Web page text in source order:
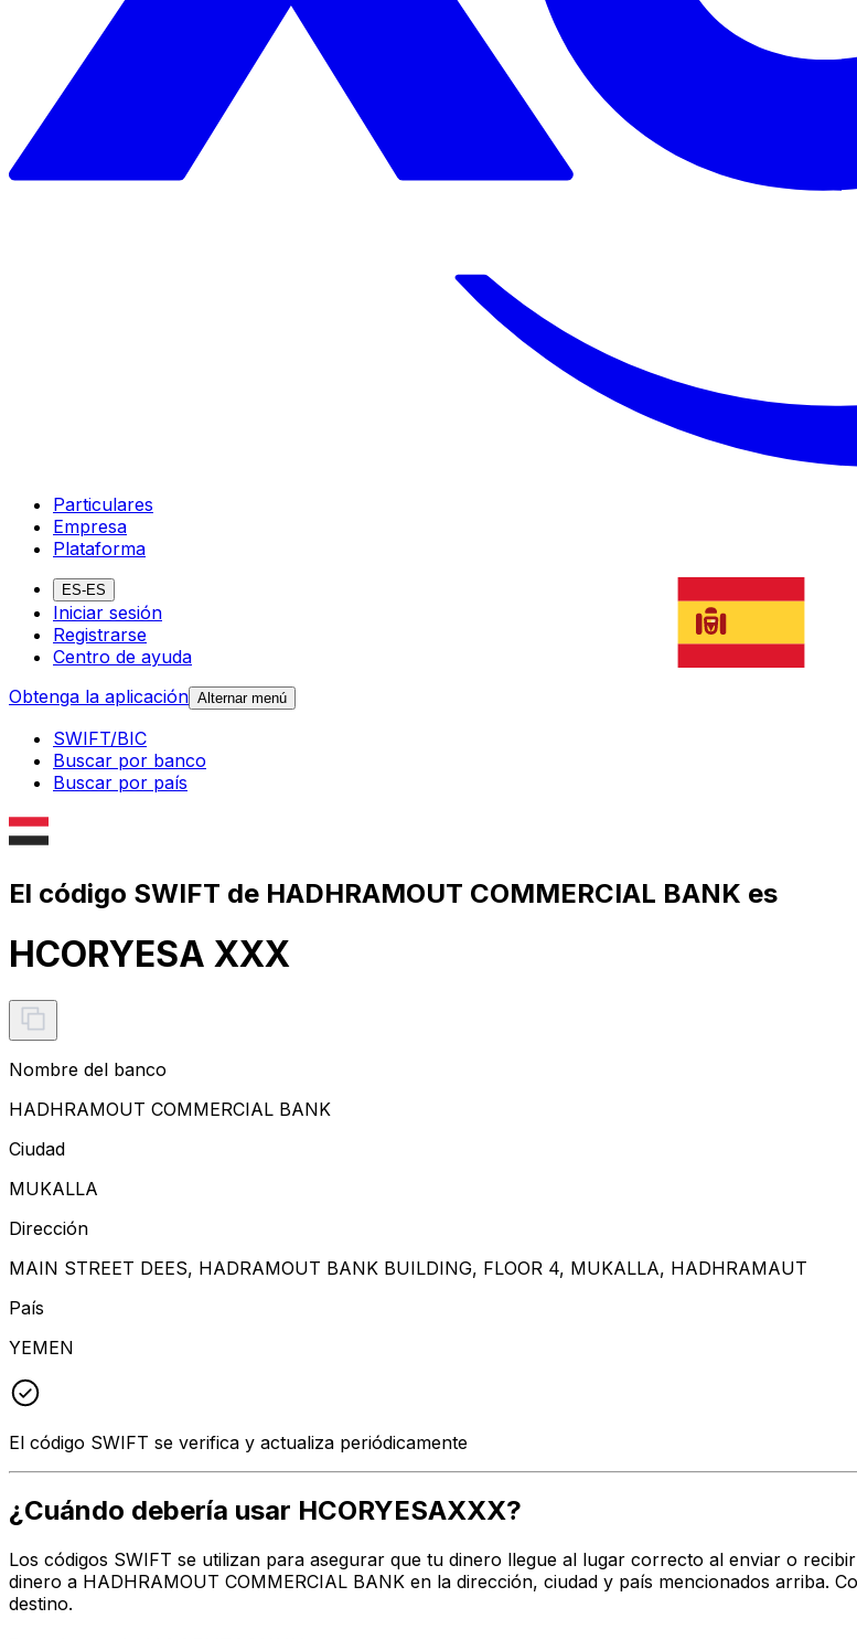
Particulares
Empresa
Plataforma
ES-ES
Iniciar sesión
Registrarse
Centro de ayuda
Obtenga la aplicación Alternar menú
SWIFT/BIC
Buscar por banco
Buscar por país
El código SWIFT de HADHRAMOUT COMMERCIAL BANK es
HCORYESA XXX
Nombre del banco
HADHRAMOUT COMMERCIAL BANK
Ciudad
MUKALLA
Dirección
MAIN STREET DEES, HADRAMOUT BANK BUILDING, FLOOR 4, MUKALLA, HADHRAMAUT
País
YEMEN
El código SWIFT se verifica y actualiza periódicamente
¿Cuándo debería usar HCORYESAXXX?
Los códigos SWIFT se utilizan para asegurar que tu dinero llegue al lugar correcto al enviar o
dinero a HADHRAMOUT COMMERCIAL BANK en la dirección, ciudad y país mencionados arriba.
destino.